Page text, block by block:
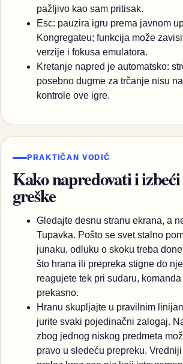
pažljivo kao sam pritisak.
Esc: pauzira igru prema javnom
Kongregateu; funkcija može
verzije i fokusa emulatora.
Kretanje napred je automatsko:
posebno dugme za trčanje nisu
kontrole ove igre.
PRAKTIČAN VODIČ
Kako napredovati i
greške
Gledajte desnu stranu ekrana, a
Tupavka. Pošto se svet stalno
junaku, odluku o skoku treba
što hrana ili prepreka stigne do
reagujete tek pri sudaru,
prekasno.
Hranu skupljajte u pravilnim
jurite svaki pojedinačni zalogaj.
zbog jednog niskog predmeta
pravo u sledeću prepreku.